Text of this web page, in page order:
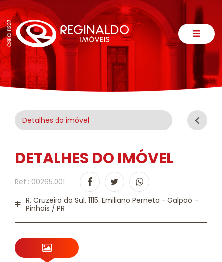
Detalhes do imóvel
DETALHES DO IMÓVEL
Ref.: 00265.001
R. Cruzeiro do Sul, 1115. Emiliano Perneta - Galpaõ -
Pinhais / PR